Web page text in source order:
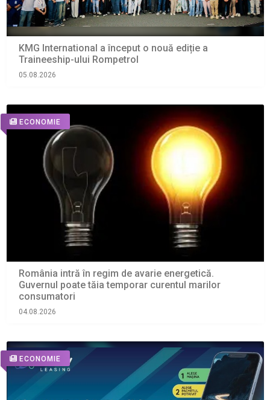
KMG International a început o nouă ediție a
Traineeship-ului Rompetrol
05.08.2026
ECONOMIE
România intră în regim de avarie energetică.
Guvernul poate tăia temporar curentul marilor
consumatori
04.08.2026
ECONOMIE